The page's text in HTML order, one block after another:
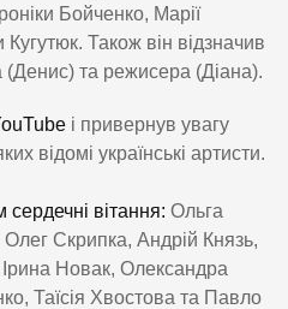
Бойченко, Марії
Також він відзначив
(Денис) та режисера (Діана).
і привернув увагу
відомі українські артисти.
вітання: Ольга
Скрипка, Андрій Князь,
Новак, Олександра
Таїсія Хвостова та Павло